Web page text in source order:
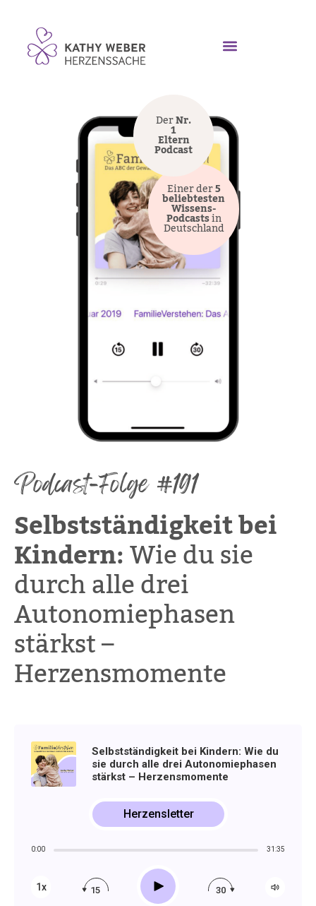
Podcast-Folge #191
Selbstständigkeit bei
Kindern:Wie du sie
durch alle drei
Autonomiephasen
stärkst –
Herzensmomente
Selbstständigkeit bei Kindern: Wie du
sie durch alle drei Autonomiephasen
stärkst – Herzensmomente
0:00 31:35
1x 15 Play 30
Herzensletter
Einer der5
beliebtesten
Wissens-
Podcastsin
Deutschland
DerNr.
1
Eltern
Podcast